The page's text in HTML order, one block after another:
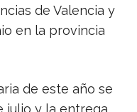
de Valencia y
en la provincia
de este año se
julio y la entrega